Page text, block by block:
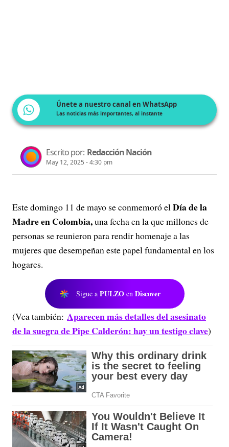
Únete a nuestro canal en WhatsApp
Las noticias más importantes, al instante
Escrito por: Redacción Nación
May 12, 2025 - 4:30 pm
Este domingo 11 de mayo se conmemoró elDía de la
Madre en Colombia,una fecha en la que millones de
personas se reunieron para rendir homenaje a las
mujeres que desempeñan este papel fundamental en los
hogares.
Sigue a PULZO en Discover
(Vea también: Aparecen más detalles del asesinato
de la suegra de Pipe Calderón: hay un testigo clave)